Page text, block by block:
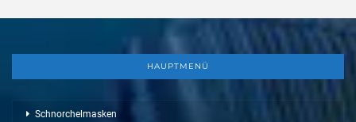
HAUPTMENÜ
Schnorchelmasken